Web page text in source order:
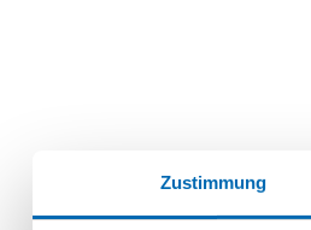
Zustimmung